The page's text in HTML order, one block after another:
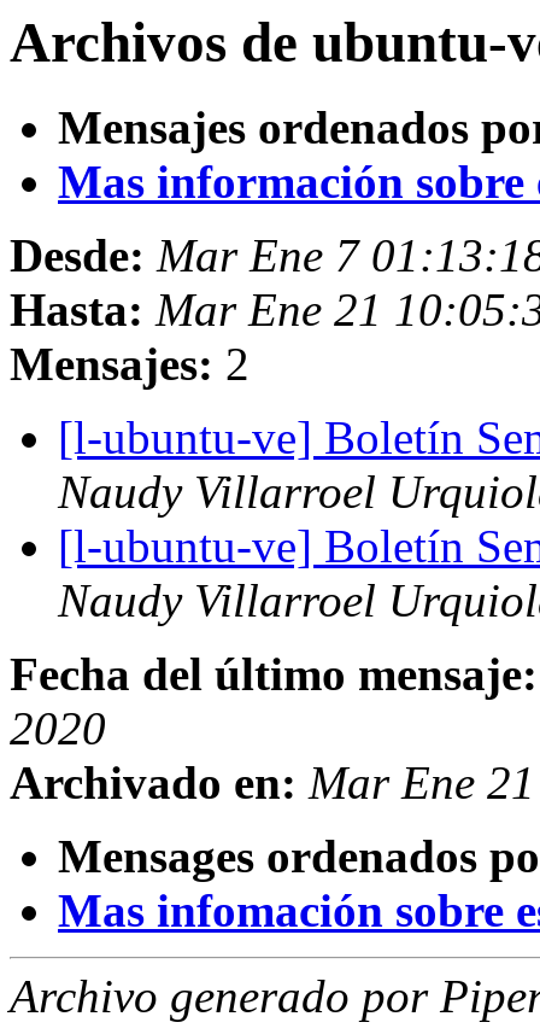
Archivos de ubuntu-
Mensajes ordenados
Mas información sobre
Desde: Mar Ene 7
Hasta: Mar Ene 21
Mensajes: 2
[l-ubuntu-ve] Boletín
Naudy Villarroel
[l-ubuntu-ve] Boletín
Naudy Villarroel
Fecha del último mensaje:
2020
Archivado en: Mar Ene
Mensages ordenados
Mas infomación sobre
Archivo generado por